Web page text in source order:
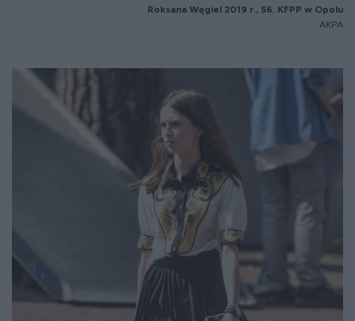
Roksana Węgiel 2019 r., 56. KFPP w Opolu
AKPA